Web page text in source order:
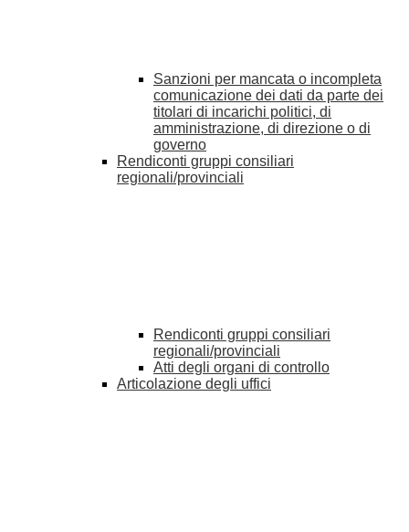
Sanzioni per mancata o incompleta
comunicazione dei dati da parte dei
titolari di incarichi politici, di
amministrazione, di direzione o di
governo
Rendiconti gruppi consiliari
regionali/provinciali
Rendiconti gruppi consiliari
regionali/provinciali
Atti degli organi di controllo
Articolazione degli uffici